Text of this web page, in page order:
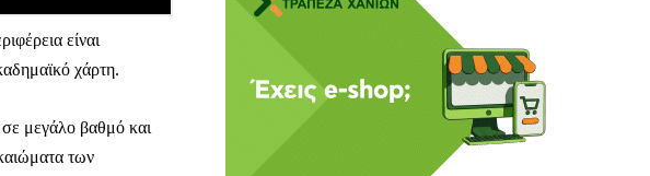
είναι
χάρτη.
μεγάλο βαθμό και
των